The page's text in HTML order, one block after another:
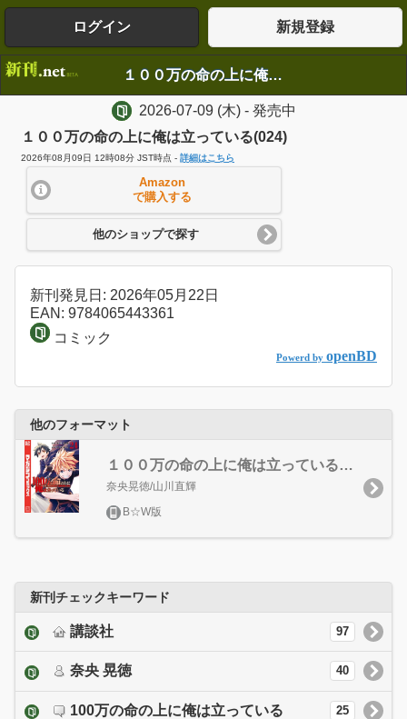
ログイン 新規登録
１００万の命の上に俺は立っている(024)
2026-07-09(木)- 発売中
１００万の命の上に俺は立っている(024)
2026年08月09日 12時08分 JST時点 - 詳細はこちら
Amazon
で購入する
他のショップで探す
新刊発見日: 2026年05月22日
EAN: 9784065443361
コミック
Powerd by openBD
他のフォーマット
１００万の命の上に俺は立っている（２４）
奈央晃徳/山川直輝
B☆W版
新刊チェックキーワード
講談社 97
奈央 晃徳 40
100万の命の上に俺は立っている 25